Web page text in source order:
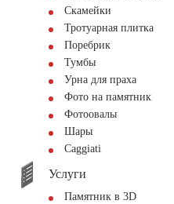
Скамейки
Тротуарная плитка
Поребрик
Тумбы
Урна для праха
Фото на памятник
Фотоовалы
Шары
Сaggiati
Услуги
Памятник в 3D